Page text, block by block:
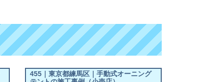
455｜東京都練馬区｜手動式オーニング